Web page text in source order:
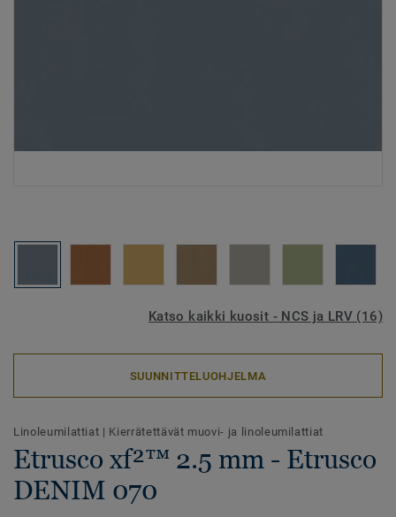
Katso kaikki kuosit - NCS ja LRV (16)
SUUNNITTELUOHJELMA
Linoleumilattiat | Kierrätettävät muovi- ja linoleumilattiat
Etrusco xf²™ 2.5 mm - Etrusco
DENIM 070